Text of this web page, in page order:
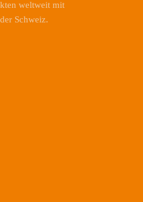
weltweit mit
Schweiz.